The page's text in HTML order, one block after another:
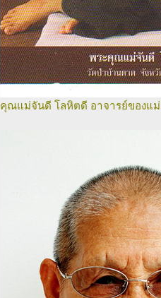
คุณแม่จันดี โลหิตดี อาจารย์ของแ